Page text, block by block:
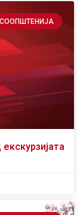
СООПШТЕНИЈА